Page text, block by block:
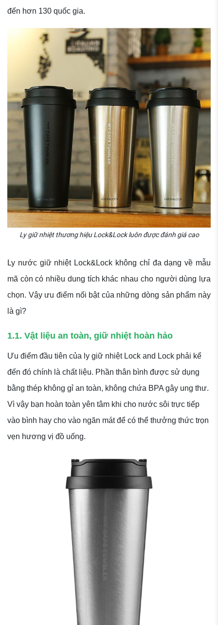
đến hơn 130 quốc gia.
Ly giữ nhiệt thương hiệu Lock&Lock luôn được đánh giá cao
Ly nước giữ nhiệt Lock&Lock không chỉ đa dạng về mẫu
mã còn có nhiều dung tích khác nhau cho người dùng lựa
chọn. Vậy ưu điểm nổi bật của những dòng sản phẩm này
là gì?
1.1. Vật liệu an toàn, giữ nhiệt hoàn hảo
Ưu điểm đầu tiên của ly giữ nhiệt Lock and Lock phải kể
đến đó chính là chất liệu. Phần thân bình được sử dụng
bằng thép không gỉ an toàn, không chứa BPA gây ung thư.
Vì vậy bạn hoàn toàn yên tâm khi cho nước sôi trực tiếp
vào bình hay cho vào ngăn mát để có thể thưởng thức trọn
vẹn hương vị đồ uống.